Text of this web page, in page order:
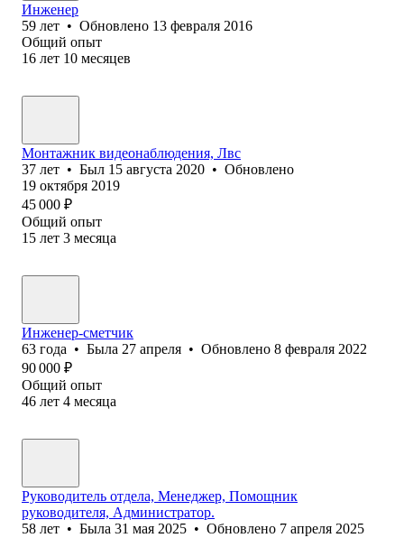
Инженер
59 лет • Обновлено 13 февраля 2016
Общий опыт
16 лет 10 месяцев
Монтажник видеонаблюдения, Лвс
37 лет • Был 15 августа 2020 • Обновлено
19 октября 2019
45 000 ₽
Общий опыт
15 лет 3 месяца
Инженер-сметчик
63 года • Была 27 апреля • Обновлено 8 февраля 2022
90 000 ₽
Общий опыт
46 лет 4 месяца
Руководитель отдела, Менеджер, Помощник
руководителя, Администратор.
58 лет • Была 31 мая 2025 • Обновлено 7 апреля 2025